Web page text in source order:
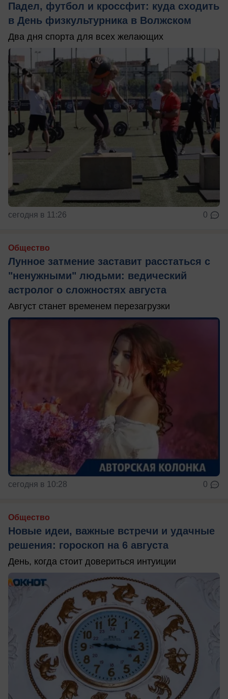
Падел, футбол и кроссфит: куда сходить
в День физкультурника в Волжском
Два дня спорта для всех желающих
сегодня в 11:26 0
Общество
Лунное затмение заставит расстаться с
"ненужными" людьми: ведический
астролог о сложностях августа
Август станет временем перезагрузки
сегодня в 10:28 0
Общество
Новые идеи, важные встречи и удачные
решения: гороскоп на 6 августа
День, когда стоит довериться интуиции